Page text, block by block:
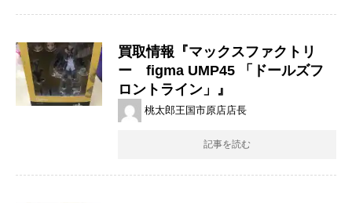
買取情報『マックスファクトリ
ー figma ​UMP45 ​「ドールズフ
ロントライン」』
桃太郎王国市原店店長
記事を読む